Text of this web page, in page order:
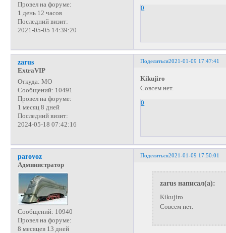
Провел на форуме:
1 день 12 часов
Последний визит:
2021-05-05 14:39:20
0
Поделиться2021-01-09 17:47:41
zarus
ExtraVIP
Откуда: МО
Сообщений: 10491
Провел на форуме:
1 месяц 8 дней
Последний визит:
2024-05-18 07:42:16
Kikujiro
Совсем нет.
0
Поделиться2021-01-09 17:50:01
parovoz
Администратор
Сообщений: 10940
Провел на форуме:
8 месяцев 13 дней
zarus написал(а):
Kikujiro
Совсем нет.